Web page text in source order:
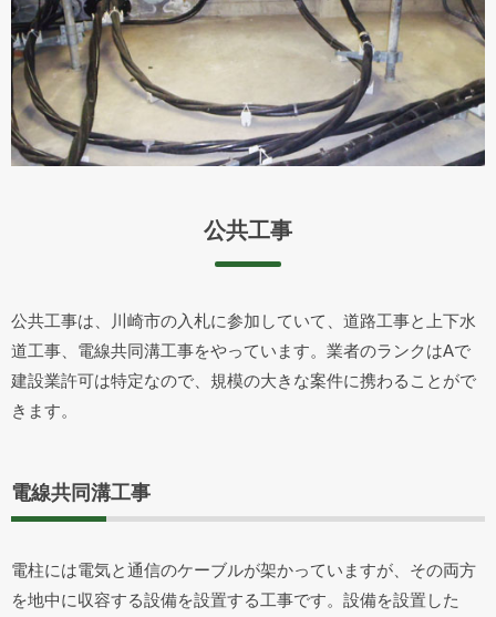
公共工事
公共工事は、川崎市の入札に参加していて、道路工事と上下水
道工事、電線共同溝工事をやっています。業者のランクはAで
建設業許可は特定なので、規模の大きな案件に携わることがで
きます。
電線共同溝工事
電柱には電気と通信のケーブルが架かっていますが、その両方
を地中に収容する設備を設置する工事です。設備を設置した